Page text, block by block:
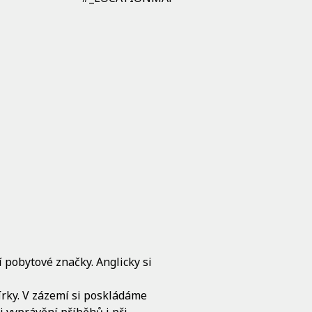
značky. Anglicky si
V zázemí si poskládáme